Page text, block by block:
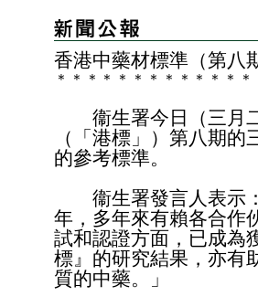
香港中藥材標準（第八
＊ ＊ ＊ ＊ ＊ ＊ ＊ ＊ ＊ ＊ ＊ ＊ ＊
衞生署今日（三月二
（「港標」）第八期
的參考標準。
衞生署發言人表示：
年，多年來有賴各合作
試和認證方面，已成為
標』的研究結果，亦有
質的中藥。」